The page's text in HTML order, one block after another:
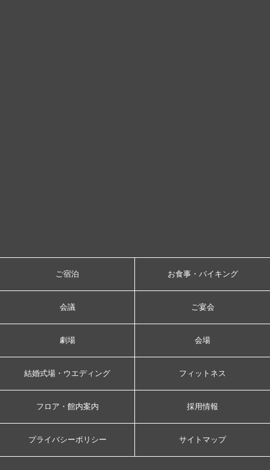
ご宿泊 お食事・バイキング
会議 ご宴会
劇場 会場
結婚式場・ウエディング フィットネス
フロア・館内案内 採用情報
プライバシーポリシー サイトマップ